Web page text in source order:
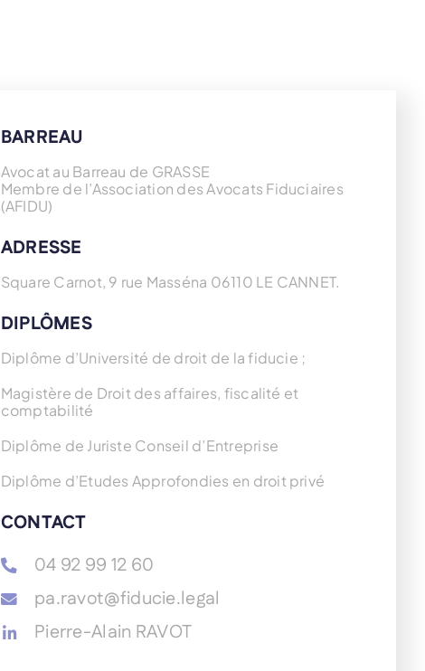
BARREAU
Avocat au Barreau de GRASSE
Membre de l’Association des Avocats Fiduciaires
(AFIDU)
ADRESSE
Square Carnot, 9 rue Masséna 06110 LE CANNET.
DIPLÔMES
Diplôme d’Université de droit de la fiducie ;
Magistère de Droit des affaires, fiscalité et
comptabilité
Diplôme de Juriste Conseil d’Entreprise
Diplôme d’Etudes Approfondies en droit privé
CONTACT
04 92 99 12 60
pa.ravot@fiducie.legal
Pierre-Alain RAVOT